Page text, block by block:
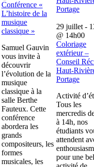
Conférence «
L’histoire de la
musique
classique »
Samuel Gauvin
vous invite à
découvrir
l’évolution de la
musique
classique à la
salle Berthe
Fauteux. Cette
conférence
abordera les
grands
compositeurs, les
formes
musicales, les
Portage
29 juillet -
@ 14h00
Coloriage
extérieur –
Conseil
Haut-
Portage
Activité
Tous les
mercredis
à 14h, nos
étudiants
attendent
pour une